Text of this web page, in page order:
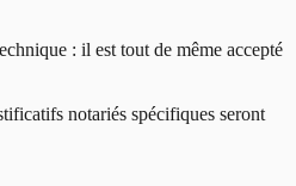
: il est tout de même accepté
notariés spécifiques seront